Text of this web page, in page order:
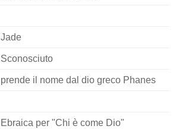
Jade
Sconosciuto
prende il nome dal dio greco Phanes
Ebraica per "Chi è come Dio"